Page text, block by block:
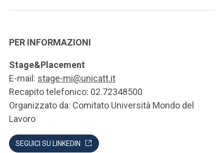
PER INFORMAZIONI
Stage&Placement
E-mail: stage-mi@unicatt.it
Recapito telefonico: 02.72348500
Organizzato da: Comitato Università Mondo del
Lavoro
SEGUICI SU LINKEDIN